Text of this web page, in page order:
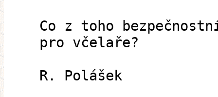
Co z toho
pro včelaře?
R. Polášek